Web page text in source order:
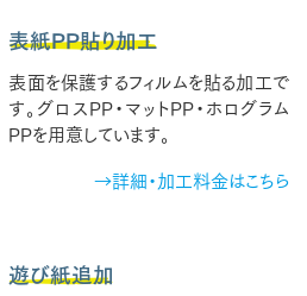
表紙PP貼り加工
表面を保護するフィルムを貼る加工で
す。グロスPP・マットPP・ホログラム
PPを用意しています。
→詳細・加工料金はこちら
遊び紙追加